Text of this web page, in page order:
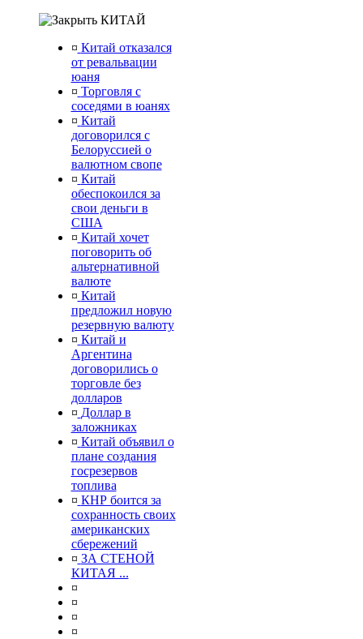
КИТАЙ
¤ Китай отказался
от ревальвации
юаня
¤ Торговля с
соседями в юанях
¤ Китай
договорился с
Белоруссией о
валютном свопе
¤ Китай
обеспокоился за
свои деньги в
США
¤ Китай хочет
поговорить об
альтернативной
валюте
¤ Китай
предложил новую
резервную валюту
¤ Китай и
Аргентина
договорились о
торговле без
долларов
¤ Доллар в
заложниках
¤ Китай объявил о
плане создания
госрезервов
топлива
¤ КНР боится за
сохранность своих
американских
сбережений
¤ ЗА СТЕНОЙ
КИТАЯ ...
¤
¤
¤
¤